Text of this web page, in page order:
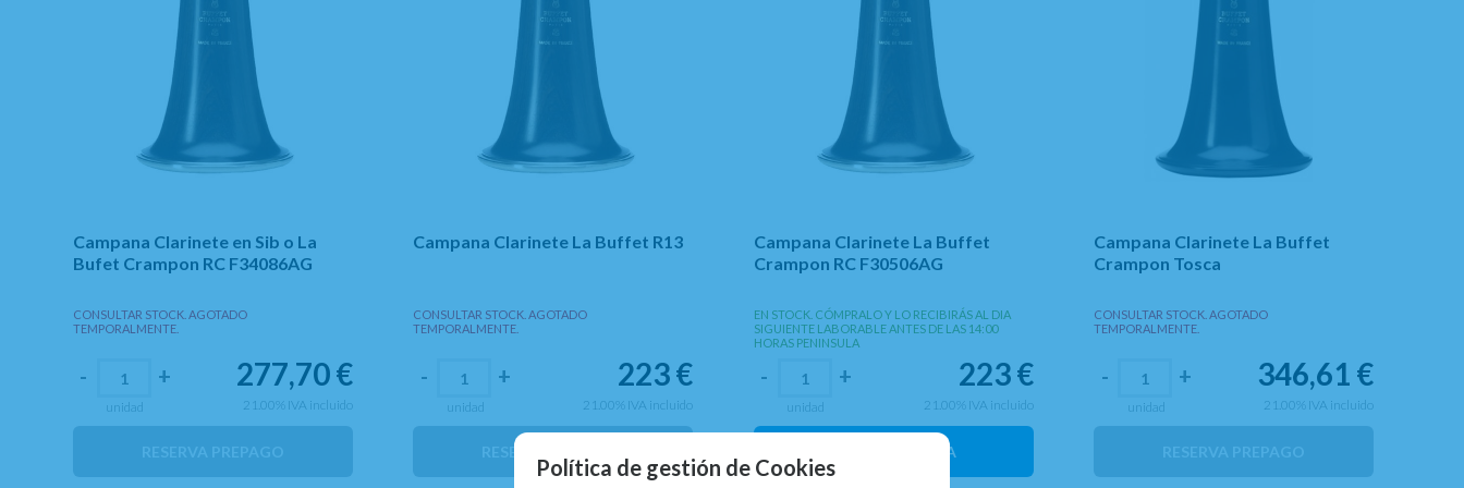
Campana Clarinete en Sib o La
Bufet Crampon RC F34086AG
CONSULTAR STOCK. AGOTADO
TEMPORALMENTE.
277,70€
21.00% IVA incluido
- +
unidad
RESERVA PREPAGO
Campana Clarinete La Buffet R13
CONSULTAR STOCK. AGOTADO
TEMPORALMENTE.
223€
21.00% IVA incluido
- +
unidad
RESERVA PREPAGO
Campana Clarinete La Buffet
Crampon RC F30506AG
EN STOCK. CÓMPRALO Y LO RECIBIRÁS AL DIA
SIGUIENTE LABORABLE ANTES DE LAS 14:00
HORAS PENINSULA
223€
21.00% IVA incluido
- +
unidad
AÑADIR A CESTA
Campana Clarinete La Buffet
Crampon Tosca
CONSULTAR STOCK. AGOTADO
TEMPORALMENTE.
346,61 €
21.00% IVA incluido
- +
unidad
RESERVA PREPAGO
Política de gestión de Cookies